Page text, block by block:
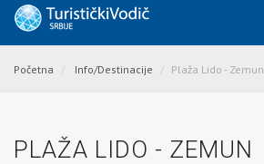
Početna Info/Destinacije Plaža Lido - Zemun
PLAŽA LIDO - ZEMUN